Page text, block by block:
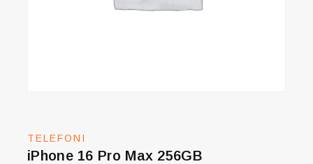
TELEFONI
iPhone 16 Pro Max 256GB